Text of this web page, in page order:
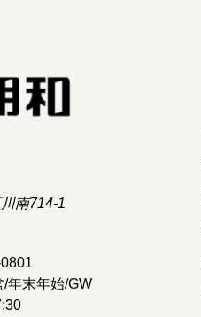
南714-1
/年末年始/GW